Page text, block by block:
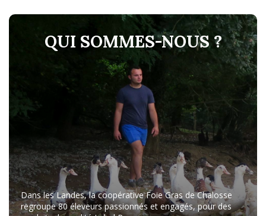
QUI SOMMES-NOUS ?
Dans les Landes, la coopérative Foie Gras de Chalosse
regroupe 80 éleveurs passionnés et engagés, pour des